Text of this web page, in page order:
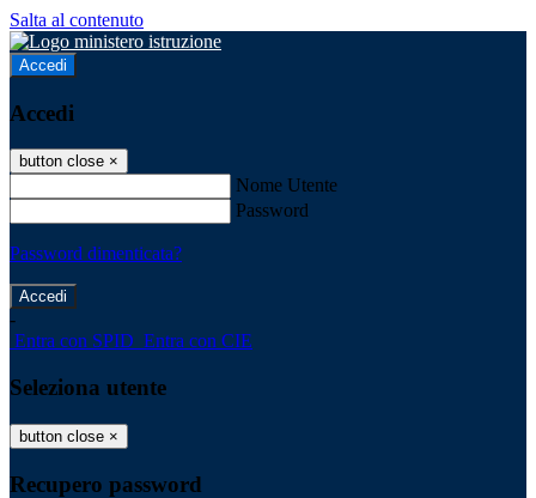
Salta al contenuto
Accedi
Accedi
button close ×
Nome Utente
Password
Password dimenticata?
-
Entra con SPID Entra con CIE
Seleziona utente
button close ×
Recupero password